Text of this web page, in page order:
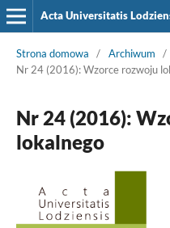
Strona domowa / Archiwum
/
Nr 24 (2016): Wzorce rozwoju
Nr 24 (2016):
lokalnego